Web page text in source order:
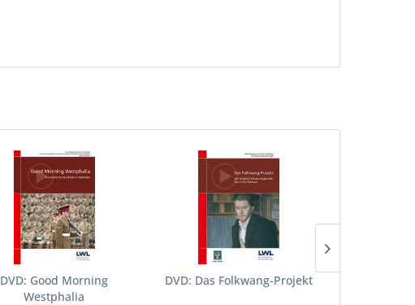
DVD: Good Morning
Westphalia
DVD: Das Folkwang-Projekt